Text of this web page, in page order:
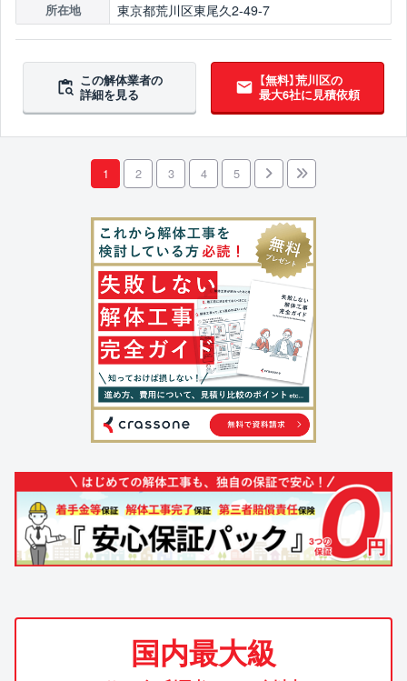
所在地 東京都荒川区東尾久2-49-7
この解体業者の
詳細を見る
【無料】荒川区の
最大6社に見積依頼
1 2 3 4 5
国内最大級